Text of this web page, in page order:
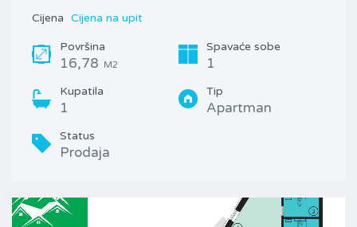
Cijena Cijena na upit
Površina
16,78 M2
Spavaće sobe
1
Kupatila
1
Tip
Apartman
Status
Prodaja